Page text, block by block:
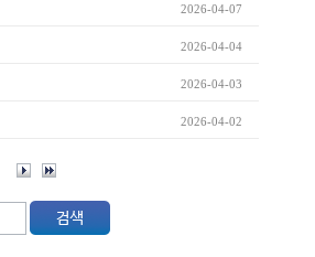
2026-04-07
2026-04-04
2026-04-03
2026-04-02